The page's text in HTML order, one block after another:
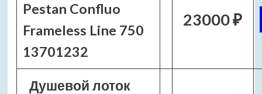
Pestan Confluo
Frameless Line 750
13701232
23000 ₽
Душевой лоток